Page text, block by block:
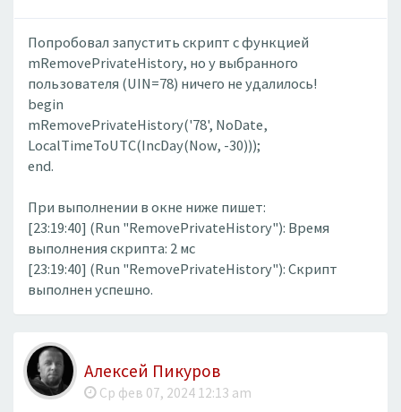
Попробовал запустить скрипт с функцией
mRemovePrivateHistory, но у выбранного
пользователя (UIN=78) ничего не удалилось!
begin
mRemovePrivateHistory('78', NoDate,
LocalTimeToUTC(IncDay(Now, -30)));
end.
При выполнении в окне ниже пишет:
[23:19:40] (Run "RemovePrivateHistory"): Время
выполнения скрипта: 2 мс
[23:19:40] (Run "RemovePrivateHistory"): Скрипт
выполнен успешно.
Алексей Пикуров
Ср фев 07, 2024 12:13 am